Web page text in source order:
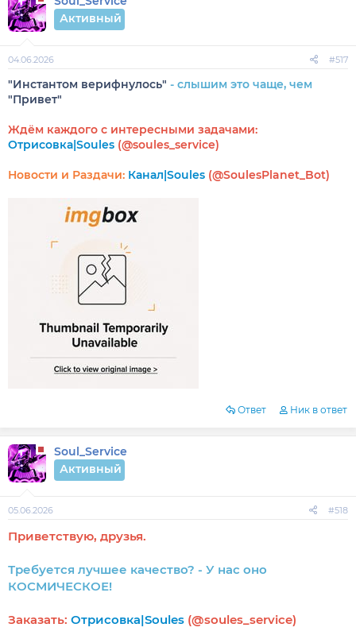
Активный
04.06.2026 #517
"Инстантом верифнулось" - слышим это чаще, чем
"Привет"
Ждём каждого с интересными задачами:
Отрисовка|Soules (@soules_service)
Новости и Раздачи: Канал|Soules (@SoulesPlanet_Bot)
Ответ Ник в ответ
Soul_Service
Активный
05.06.2026 #518
Приветствую, друзья.
Требуется лучшее качество? - У нас оно
КОСМИЧЕСКОЕ!
Заказать: Отрисовка|Soules (@soules_service)